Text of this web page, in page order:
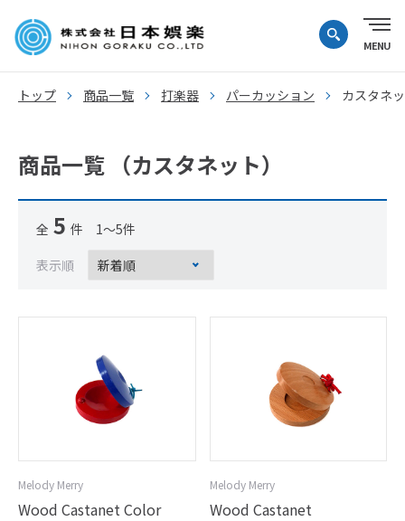
トップ 商品一覧 打楽器 パーカッション カスタネ
商品一覧 （カスタネット）
全 5 件 1～5件
表示順
Melody Merry
Wood Castanet Color
Melody Merry
Wood Castanet